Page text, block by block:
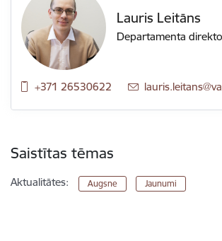
Lauris Leitāns
Departamenta
+371 26530622 E-pasts:
Saistītas tēmas
Aktualitātes: Augsne Jaunumi